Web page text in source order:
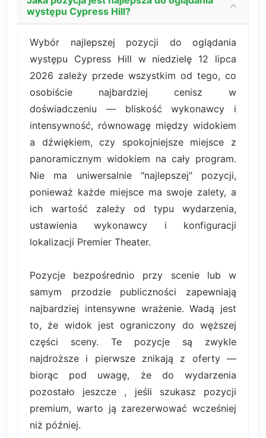
występu Cypress Hill?
Wybór najlepszej pozycji do oglądania
występu Cypress Hill w niedzielę 12 lipca
2026 zależy przede wszystkim od tego, co
osobiście najbardziej cenisz w
doświadczeniu — bliskość wykonawcy i
intensywność, równowagę między widokiem
a dźwiękiem, czy spokojniejsze miejsce z
panoramicznym widokiem na cały program.
Nie ma uniwersalnie "najlepszej" pozycji,
ponieważ każde miejsce ma swoje zalety, a
ich wartość zależy od typu wydarzenia,
ustawienia wykonawcy i konfiguracji
lokalizacji Premier Theater.
Pozycje bezpośrednio przy scenie lub w
samym przodzie publiczności zapewniają
najbardziej intensywne wrażenie. Wadą jest
to, że widok jest ograniczony do węższej
części sceny. Te pozycje są zwykle
najdroższe i pierwsze znikają z oferty —
biorąc pod uwagę, że do wydarzenia
pozostało jeszcze , jeśli szukasz pozycji
premium, warto ją zarezerwować wcześniej
niż później.